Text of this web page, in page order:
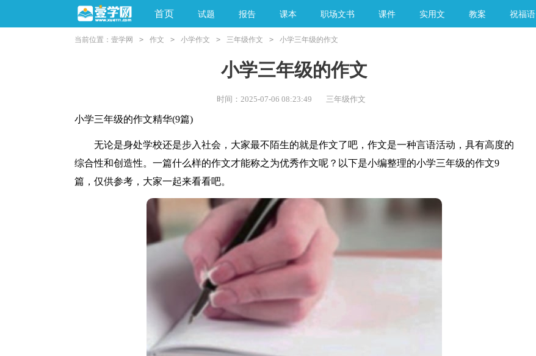
首页 试题 报告 课本 职场文书 课件 实用文 教案 祝福语
阅读理解 亲子教育 手工素材
当前位置： 壹学网 > 作文 > 小学作文 > 三年级作文 > 小学三年级的作文
小学三年级的作文
时间：2025-07-06 08:23:49 三年级作文
小学三年级的作文精华(9篇)
无论是身处学校还是步入社会，大家最不陌生的就是作文了吧，作文是一种言语活动，具有高度的
综合性和创造性。一篇什么样的作文才能称之为优秀作文呢？以下是小编整理的小学三年级的作文9
篇，仅供参考，大家一起来看看吧。